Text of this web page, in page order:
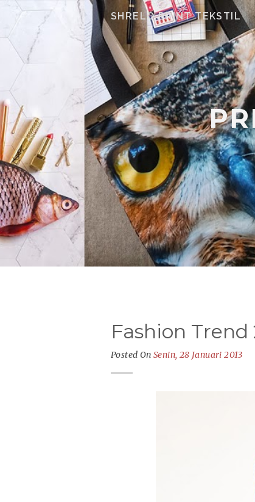
SHRELO PRINT TEKSTIL
Fashion
Posted OnSenin, 28 Januari 2013